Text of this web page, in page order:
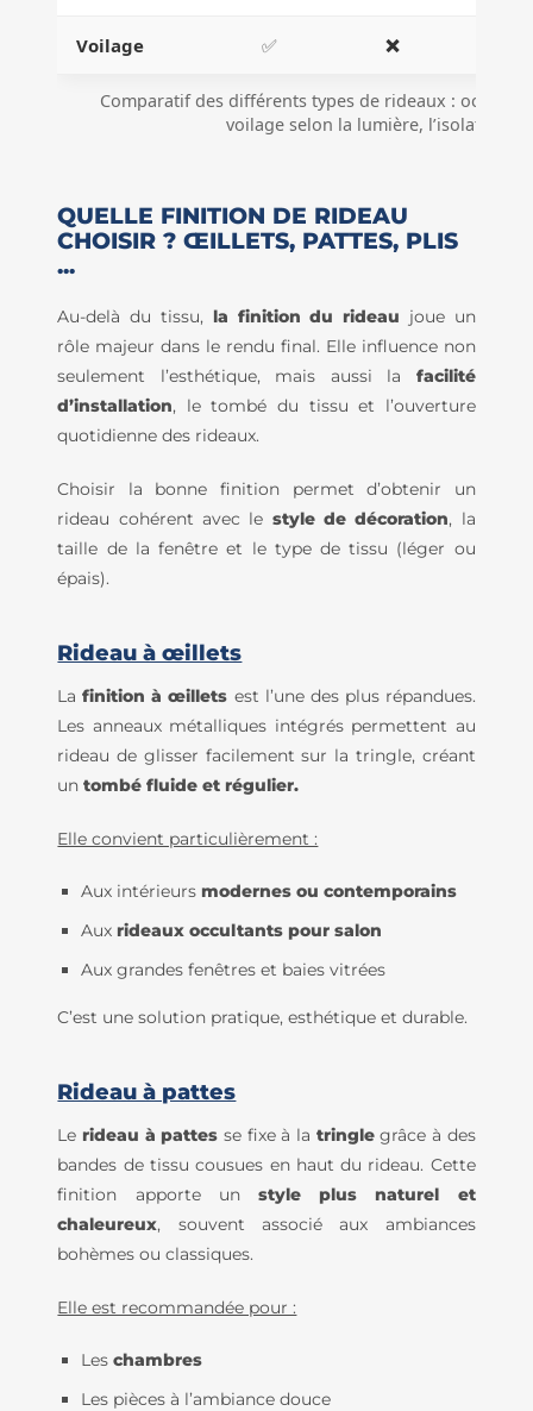
Comparatif des différents types de rideaux :
voilage selon la lumière, l’isolation et
Voilage ✅ ❌
QUELLE FINITION DE RIDEAU
CHOISIR ? ŒILLETS, PATTES, PLIS
...
Au-delà du tissu, la finition du rideau joue un
rôle majeur dans le rendu final. Elle influence non
seulement l’esthétique, mais aussi la facilité
d’installation, le tombé du tissu et l’ouverture
quotidienne des rideaux.
Choisir la bonne finition permet d’obtenir un
rideau cohérent avec le style de décoration, la
taille de la fenêtre et le type de tissu (léger ou
épais).
Rideau à œillets
Lafinition à œillets est l’une des plus répandues.
Les anneaux métalliques intégrés permettent au
rideau de glisser facilement sur la tringle, créant
untombé fluide et régulier.
Elle convient particulièrement :
Aux intérieursmodernes ou contemporains
Auxrideaux occultants pour salon
Aux grandes fenêtres et baies vitrées
C’est une solution pratique, esthétique et durable.
Rideau à pattes
Lerideau à pattes se fixe à la tringlegrâce à des
bandes de tissu cousues en haut du rideau. Cette
finition apporte un style plus naturel et
chaleureux, souvent associé aux ambiances
bohèmes ou classiques.
Elle est recommandée pour :
Leschambres
Les pièces à l’ambiance douce